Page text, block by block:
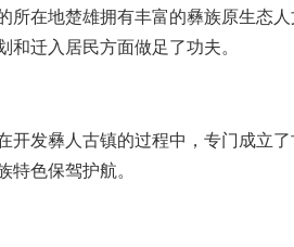
在地楚雄拥有丰富的彝族原生态人
和迁入居民方面做足了功夫。
发彝人古镇的过程中，专门成立了
特色保驾护航。